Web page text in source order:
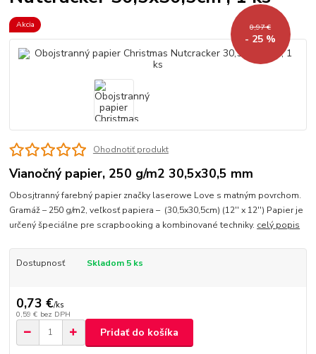
Akcia 0,97 €
- 25 %
Ohodnotiť produkt
Vianočný papier, 250 g/m2 30,5x30,5 mm
Obosjtranný farebný papier značky laserowe Love s matným povrchom.
Gramáž – 250 g/m2, veľkosť papiera – (30,5x30,5cm) (12'' x 12'') Papier je
určený špeciálne pre scrapbooking a kombinované techniky. celý popis
Dostupnosť Skladom 5 ks
0,73 €/ks
0,59 € bez DPH
Pridať do košíka